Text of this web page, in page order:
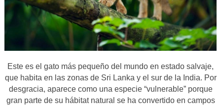
Este es el gato más pequeño del mundo en estado salvaje,
que habita en las zonas de Sri Lanka y el sur de la India. Por
desgracia, aparece como una especie “vulnerable” porque
gran parte de su hábitat natural se ha convertido en campos